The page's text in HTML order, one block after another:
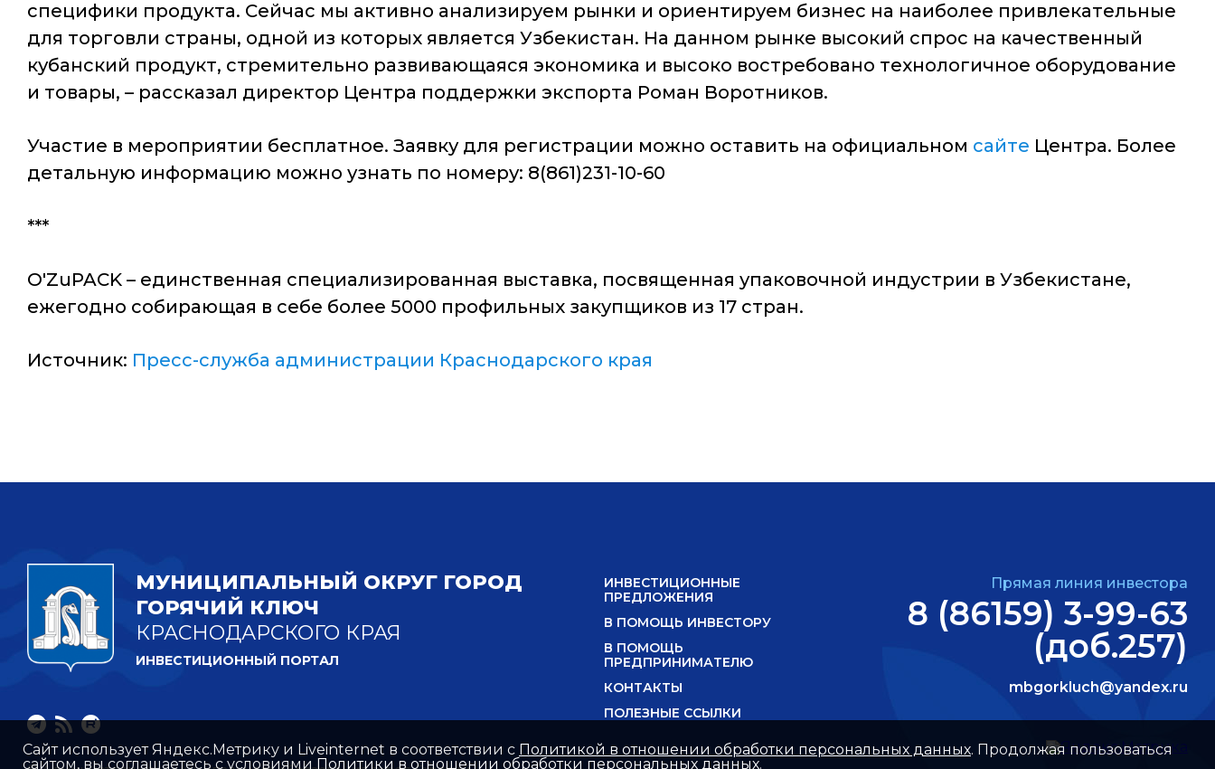
специфики продукта. Сейчас мы активно анализируем рынки и ориентируем бизнес на наиболее привлекательные
для торговли страны, одной из которых является Узбекистан. На данном рынке высокий спрос на качественный
кубанский продукт, стремительно развивающаяся экономика и высоко востребовано технологичное оборудование
и товары, – рассказал директор Центра поддержки экспорта Роман Воротников.
Участие в мероприятии бесплатное. Заявку для регистрации можно оставить на официальном сайте Центра. Более
детальную информацию можно узнать по номеру: 8(861)231-10-60
***
O'ZuPACK – единственная специализированная выставка, посвященная упаковочной индустрии в Узбекистане,
ежегодно собирающая в себе более 5000 профильных закупщиков из 17 стран.
Источник: Пресс-служба администрации Краснодарского края
МУНИЦИПАЛЬНЫЙ ОКРУГ ГОРОД
ГОРЯЧИЙ КЛЮЧ
КРАСНОДАРСКОГО КРАЯ
ИНВЕСТИЦИОННЫЙ ПОРТАЛ
ИНВЕСТИЦИОННЫЕ
ПРЕДЛОЖЕНИЯ
В ПОМОЩЬ ИНВЕСТОРУ
В ПОМОЩЬ
ПРЕДПРИНИМАТЕЛЮ
КОНТАКТЫ
ПОЛЕЗНЫЕ ССЫЛКИ
Прямая линия инвестора
8 (86159) 3-99-63
(доб.257)
mbgorkluch@yandex.ru
Сайт использует Яндекс.Метрику и Liveinternet в соответствии с Политикой в отношении обработки персональных данных. Продолжая пользоваться
сайтом, вы соглашаетесь с условиямиПолитики в отношении обработки персональных данных.